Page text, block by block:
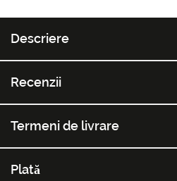
Descriere
Recenzii
Termeni de livrare
Plată